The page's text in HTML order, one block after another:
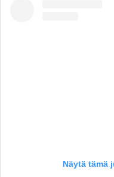
Näytä tämä